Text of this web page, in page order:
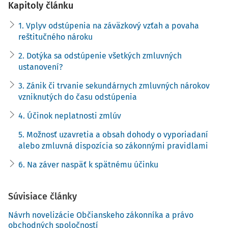
odstúpenia na trvanie zmluvných dojednaní, v tretej časti
sa pokúsime predložiť návrh interpretácie účinku
odstúpenia na sekundárne nároky majúce zmluvný základ.
zmlúv v snahe zodpovedať v úvode nastolenú otázku o
rozdieloch vo vyporiadaní neplatných zmlúv a zmlúv
zrušených odstúpením. Posledná časť je venovaná otázke
možnej zmluvnej dispozície so zákonným režimom
1. Vplyv odstúpenia na záväzkový
vzťah a povaha reštitučného
Odstúpenie sa od ostatných terminačných mechanizmov
líši aj tým, že súčasne plní funkciu prostriedku nápravy
porušenia zmluvných povinností; odstupujúca strana tým
Kapitoly článku
1. Vplyv odstúpenia na záväzkový vzťah a povaha
reštitučného nároku
2. Dotýka sa odstúpenie všetkých zmluvných
ustanovení?
3. Zánik či trvanie sekundárnych zmluvných nárokov
vzniknutých do času odstúpenia
4. Účinok neplatnosti zmlúv
5. Možnosť uzavretia a obsah dohody o vyporiadaní
alebo zmluvná dispozícia so zákonnými pravidlami
6. Na záver naspäť k spätnému účinku
Súvisiace články
Návrh novelizácie Občianskeho zákonníka a právo
obchodných spoločností